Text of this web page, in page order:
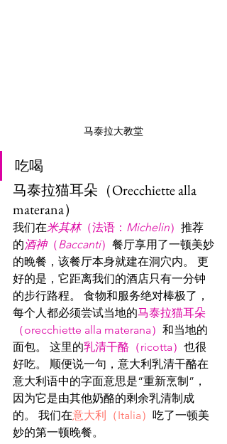
马泰拉大教堂
吃喝
马泰拉猫耳朵（Orecchiette alla
materana）
我们在米其林（法语： Michelin） 推荐
的酒神（Baccanti） 餐厅享用了一顿美妙
的晚餐，该餐厅本身就建在洞穴内。 更
好的是，它距离我们的酒店只有一分钟
的步行路程。 食物和服务绝对棒极了，
每个人都必须尝试当地的马泰拉猫耳朵
（orecchiette alla materana） 和当地的
面包。 这里的乳清干酪（ricotta） 也很
好吃。 顺便说一句，意大利乳清干酪在
意大利语中的字面意思是“重新烹制”，
因为它是由其他奶酪的剩余乳清制成
的。 我们在意大利（Italia） 吃了一顿美
妙的第一顿晚餐。